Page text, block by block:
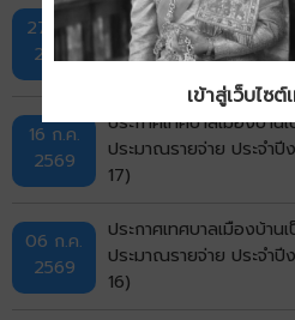
27 ก.ค.
2569
ประกาศเทศบาลเมืองบ้าน
ประมาณรายจ่าย ประจำ
18)
16 ก.ค.
2569
ประกาศเทศบาลเมืองบ้าน
ประมาณรายจ่าย ประจำ
17)
06 ก.ค.
2569
ประกาศเทศบาลเมืองบ้าน
ประมาณรายจ่าย ประจำ
16)
เข้าสู่เว็บไซ